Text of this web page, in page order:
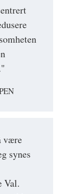
være
synes
Val.